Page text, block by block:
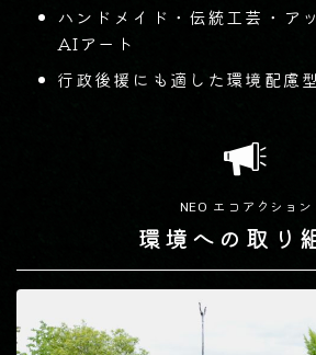
ハンドメイド・伝統工芸・ア
AIアート
行政後援にも適した環境配慮
NEO エコアクション
環境への取り